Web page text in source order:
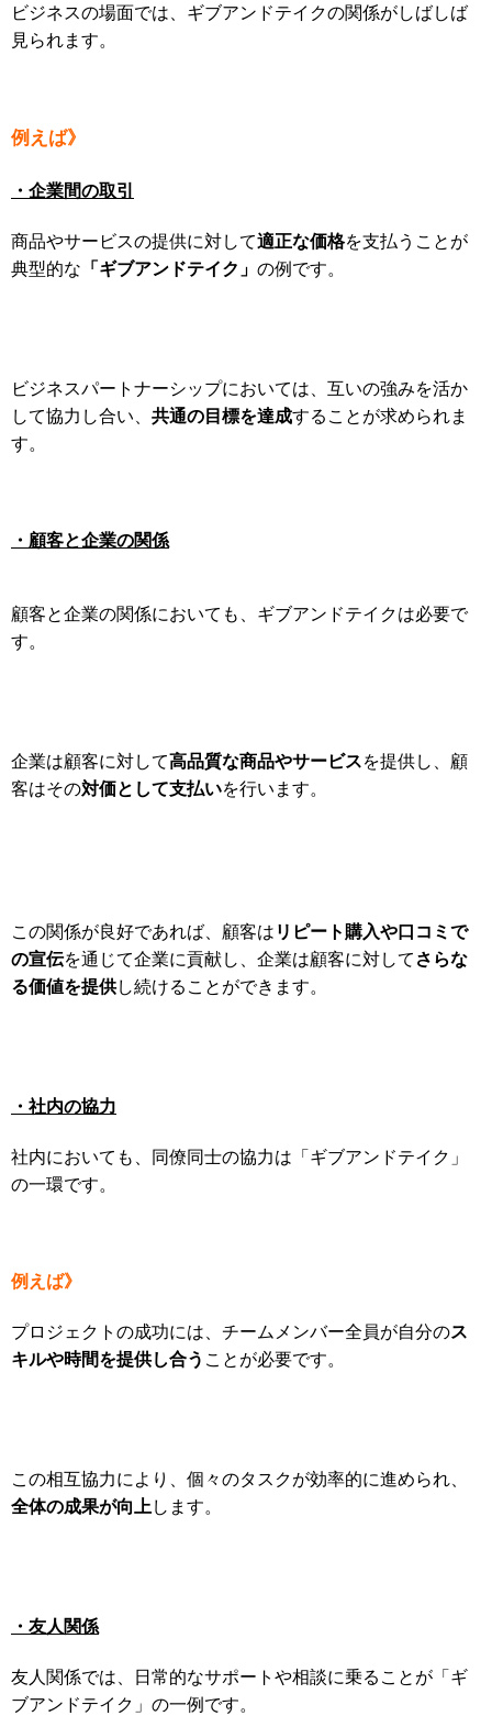
ビジネスの場面では、ギブアンドテイクの関係がしばしば
見られます。
例えば》
・企業間の取引
商品やサービスの提供に対して適正な価格を支払うことが
典型的な 「ギブアンドテイク」 の例です。
ビジネスパートナーシップにおいては、互いの強みを活か
して協力し合い、 共通の目標を達成することが求められま
す。
・顧客と企業の関係
顧客と企業の関係においても、ギブアンドテイクは必要で
す。
企業は顧客に対して高品質な商品やサービスを提供し、顧
客はその対価として支払いを行います。
この関係が良好であれば、顧客はリピート購入や口コミで
の宣伝を通じて企業に貢献し、企業は顧客に対してさらな
る価値を提供し続けることができます。
・社内の協力
社内においても、同僚同士の協力は「ギブアンドテイク」
の一環です。
例えば》
プロジェクトの成功には、チームメンバー全員が自分のス
キルや時間を提供し合う ことが必要です。
この相互協力により、個々のタスクが効率的に進められ、
全体の成果が向上します。
・友人関係
友人関係では、日常的なサポートや相談に乗ることが「ギ
ブアンドテイク」の一例です。